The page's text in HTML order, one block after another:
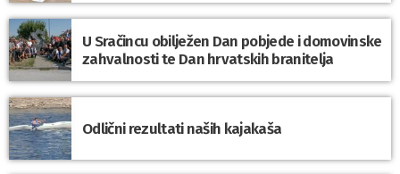
U Sračincu obilježen Dan pobjede i domovinske
zahvalnosti te Dan hrvatskih branitelja
Odlični rezultati naših kajakaša